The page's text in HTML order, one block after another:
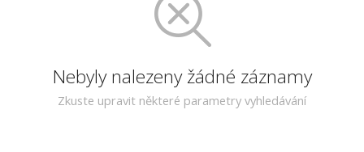
Nebyly nalezeny žádné záznamy
Zkuste upravit některé parametry vyhledávání